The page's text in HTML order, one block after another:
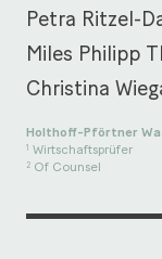
Petra Ritzel-
Miles Philipp
Christina
Holthoff-Pförtner
1 Wirtschaftsprüfer
2 Of Counsel